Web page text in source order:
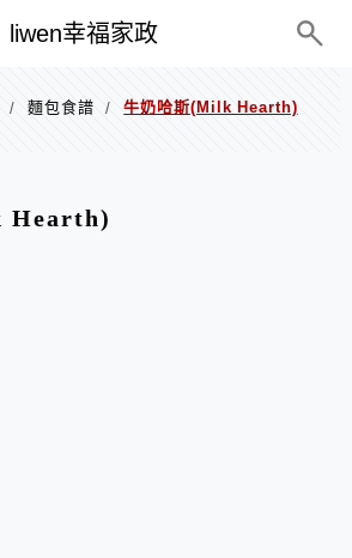
liwen幸福家政
/ 麵包食譜 / 牛奶哈斯(Milk Hearth)
Hearth)